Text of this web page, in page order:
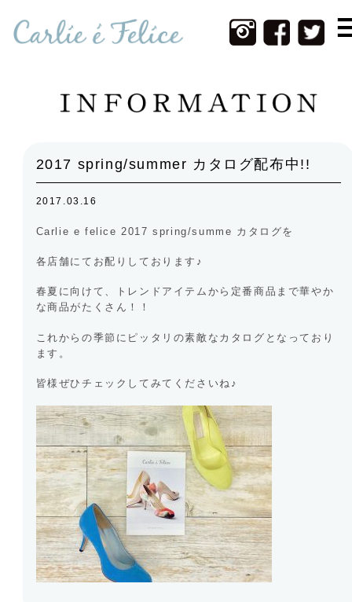
Home
New Item
2017 spring/summer カタログ配布中!!
2017.03.16
Carlie e felice 2017 spring/summe カタログを
各店舗にてお配りしております♪
春夏に向けて、トレンドアイテムから定番商品まで華やか
な商品がたくさん！！
これからの季節にピッタリの素敵なカタログとなっており
ます。
皆様ぜひチェックしてみてくださいね♪